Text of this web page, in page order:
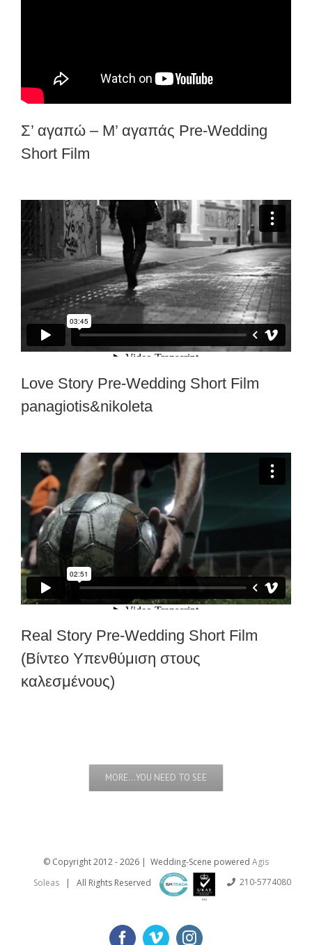
Σ’ αγαπώ – Μ’ αγαπάς Pre-Wedding
Short Film
Love Story Pre-Wedding Short Film
panagiotis&nikoleta
Real Story Pre-Wedding Short Film
(Βίντεο Υπενθύμιση στους
καλεσμένους)
MORE…YOU NEED TO SEE
© Copyright 2012 -2026 | Wedding-Scene powered Agis
Soleas| All Rights Reserved 210-5774080
facebookvimeoinstagram